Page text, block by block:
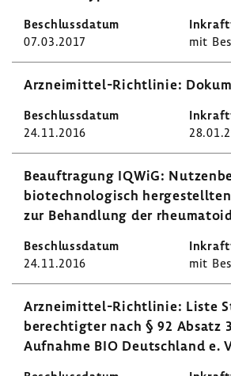
07.03.2017 mit
Arzneimittel-​Richtlinie:
24.11.2016
Beauf­tra­gung IQWiG:
biotech­no­lo­gisch
zur Behand­lung der
24.11.2016 mit
Arzneimittel-​Richtlinie: Liste
be­rech­tigter nach § 92 Absatz
Aufnahme BIO Deutsch­land e.